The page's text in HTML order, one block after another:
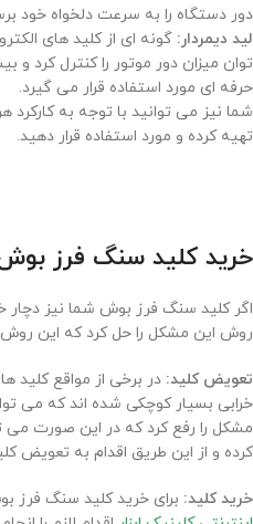
دور دستگاه را به سرعت دلخواه خود
لید دیمردار: گونه ای از کلید های
توان میزان دور موتور را کنترل کرد
حرفه ای مورد استفاده قرار می گیرد.
شما نیز می توانید با توجه به کارکرد
تهیه کرده و مورد استفاده قرار دهید.
خرید کلید سنگ فرز
اگر کلید سنگ فرز بوش شما نیز دچار
روش این مشکل را حل کرد که این روش
تعویض کلید: در برخی از مواقع
خرابی بسیار کوچکی شده اند که می
مشکل را رفع کرد که در این صورت می
کرده و از این طریق اقدام به تعویض
خرید کلید: برای خرید کلید سنگ فرز